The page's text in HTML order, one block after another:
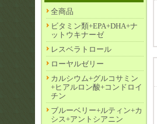
全商品
ビタミン類+EPA+DHA+ナ
ットウキナーゼ
レスベラトロール
ローヤルゼリー
カルシウム+グルコサミン
+ヒアルロン酸+コンドロイ
チン
ブルーベリー+ルティン+カ
シス+アントシアニン